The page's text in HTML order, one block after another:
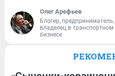
Олег Арефьев
Блогер, предприниматель,
владелец в транспортном
бизнесе